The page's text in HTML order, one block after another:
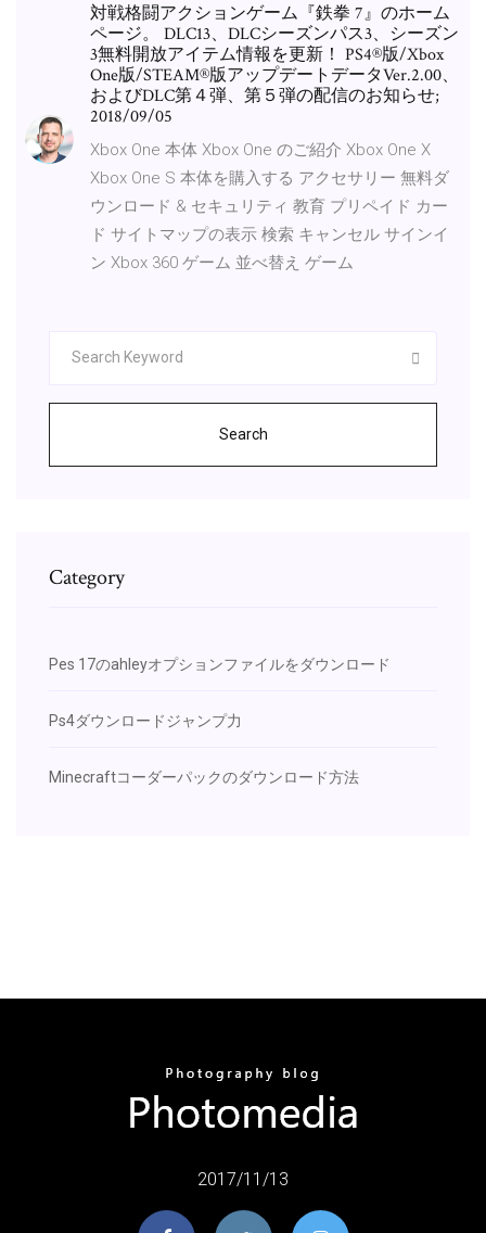
対戦格闘アクションゲーム『鉄拳 7』のホーム
ページ。 DLC13、DLCシーズンパス3、シーズン
3無料開放アイテム情報を更新！ PS4®版/Xbox
One版/STEAM®版アップデートデータVer.2.00、
およびDLC第４弾、第５弾の配信のお知らせ;
2018/09/05
Xbox One 本体 Xbox One のご紹介 Xbox One X
Xbox One S 本体を購入する アクセサリー 無料ダ
ウンロード & セキュリティ 教育 プリペイド カー
ド サイトマップの表示 検索 キャンセル サインイ
ン Xbox 360 ゲーム 並べ替え ゲーム
Search
Category
Pes 17のahleyオプションファイルをダウンロード
Ps4ダウンロードジャンプ力
Minecraftコーダーパックのダウンロード方法
2017/11/13